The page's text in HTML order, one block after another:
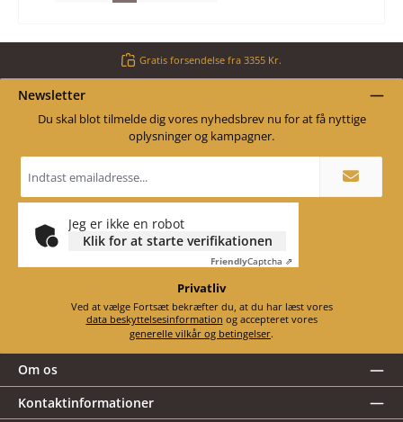
Gratis forsendelse fra 3355 Kr.
Newsletter
Du skal blot tilmelde dig vores nyhedsbrev nu for at få nyttige
oplysninger og kampagner.
adresse
*
Jeg er ikke en robot
Klik for at starte verifikationen
FriendlyCaptcha ⇗
Privatliv
Ved at vælge Fortsæt bekræfter du, at du har læst vores
data beskyttelsesinformation
og accepteret vores
generelle vilkår og betingelser.
Om os
Kontaktinformationer